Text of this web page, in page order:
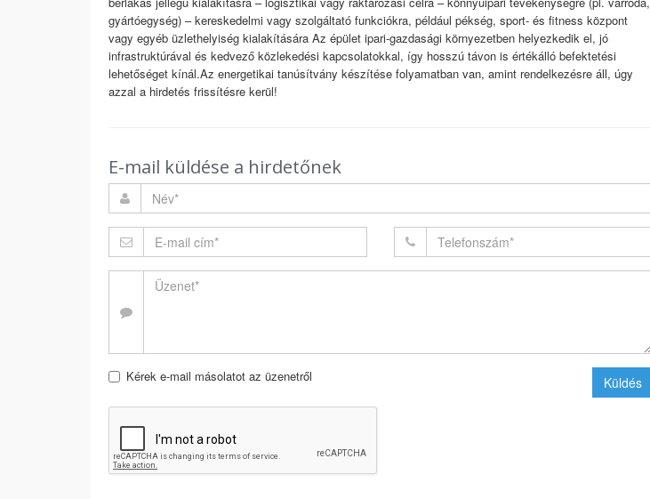
gyártóegység) – kereskedelmi vagy szolgáltató funkciókra, például pékség, sport- és fitness központ
vagy egyéb üzlethelyiség kialakítására Az épület ipari-gazdasági környezetben helyezkedik el, jó
infrastruktúrával és kedvező közlekedési kapcsolatokkal, így hosszú távon is értékálló befektetési
lehetőséget kínál.Az energetikai tanúsítvány készítése folyamatban van, amint rendelkezésre áll, úgy
azzal a hirdetés frissítésre kerül!
E-mail küldése a hirdetőnek
Kérek e-mail másolatot az üzenetről Küldés